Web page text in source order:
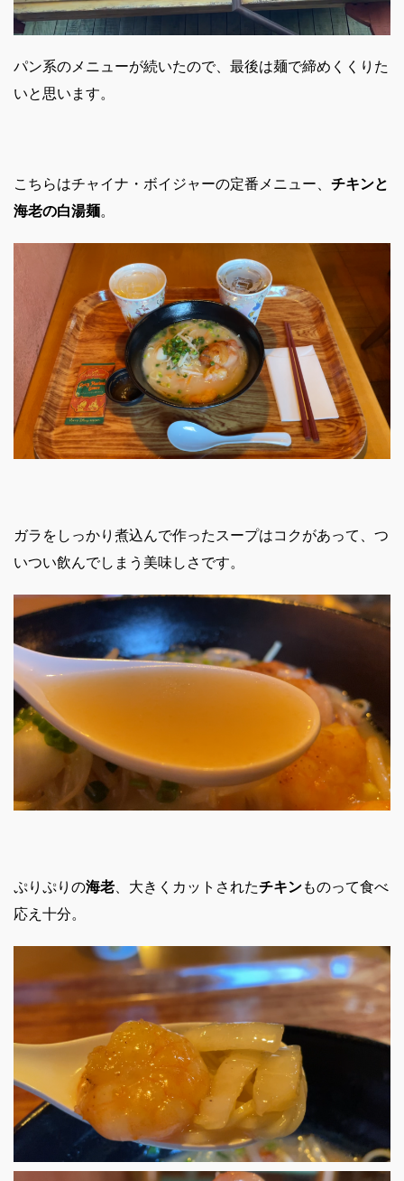
パン系のメニューが続いたので、最後は麺で締めくくりた
いと思います。
こちらはチャイナ・ボイジャーの定番メニュー、 チキンと
海老の白湯麺。
ガラをしっかり煮込んで作ったスープはコクがあって、つ
いつい飲んでしまう美味しさです。
ぷりぷりの海老 、大きくカットされたチキンものって食べ
応え十分。